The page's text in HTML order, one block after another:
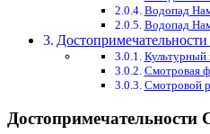
Водопад
Водопад
Культурный
Смотровая
Смотровой